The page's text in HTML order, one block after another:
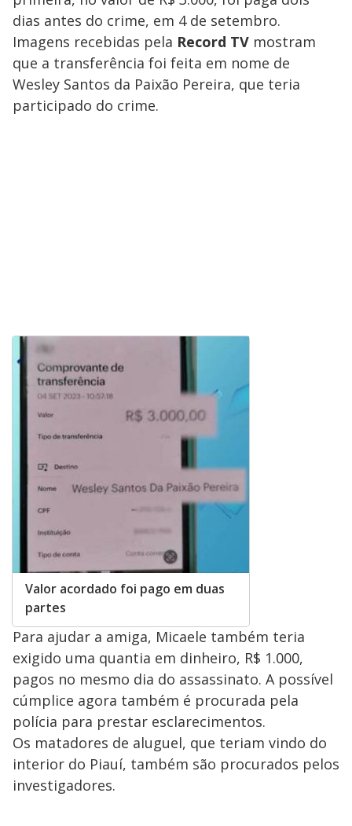
dias antes do crime, em 4 de setembro.
Imagens recebidas pela Record TV mostram
que a transferência foi feita em nome de
Wesley Santos da Paixão Pereira, que teria
participado do crime.
Valor acordado foi pago em duas
partes
Para ajudar a amiga, Micaele também teria
exigido uma quantia em dinheiro, R$ 1.000,
pagos no mesmo dia do assassinato. A possível
cúmplice agora também é procurada pela
polícia para prestar esclarecimentos.
Os matadores de aluguel, que teriam vindo do
interior do Piauí, também são procurados pelos
investigadores.